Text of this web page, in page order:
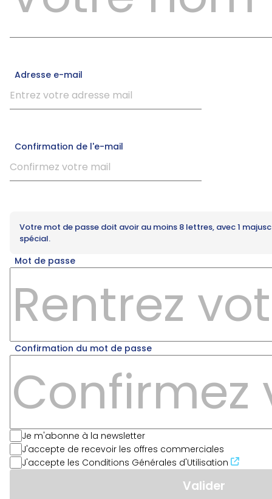
Adresse e-mail
Confirmation de l'e-mail
Votre mot de passe doit avoir au moins 8 lettres, avec 1
spécial.
Mot de passe
Confirmation du mot de passe
Je m'abonne à la newsletter
J'accepte de recevoir les offres commerciales
J'accepte les Conditions Générales d'Utilisation